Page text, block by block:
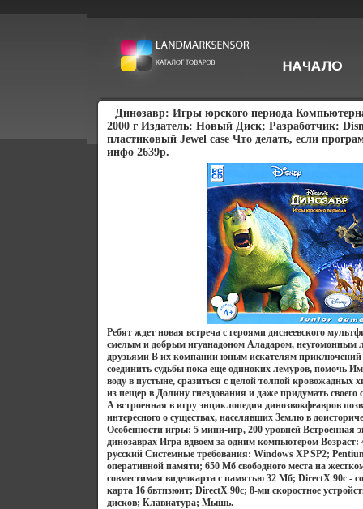
Динозавр: Игры юрского периода
2000 г Издатель: Новый Диск; Разработчик:
пластиковый Jewel case Что делать, если
инфо 2639p.
Ребят ждет новая встреча с героями диснеевского
смелым и добрым игуанадоном Аладаром, неугомонным
друзьями В их компании юным искателям приключений
соединить судьбы пока еще одиноких лемуров, помочь
воду в пустыне, сразиться с целой толпой кровожадных
из пещер в Долину гнездования и даже придумать своего
А встроенная в игру энциклопедия динозвокфеавров
интересного о существах, населявших Землю в
Особенности игры: 5 мини-игр, 200 уровней Встроенная
динозаврах Игра вдвоем за одним компьютером
русский Системные требования: Windows XP SP2;
оперативной памяти; 650 Мб свободного места на
совместимая видеокарта с памятью 32 Мб; DirectX 90с -
карта 16 бвтпзюит; DirectX 90с; 8-ми скоростное
дисков; Клавиатура; Мышь.